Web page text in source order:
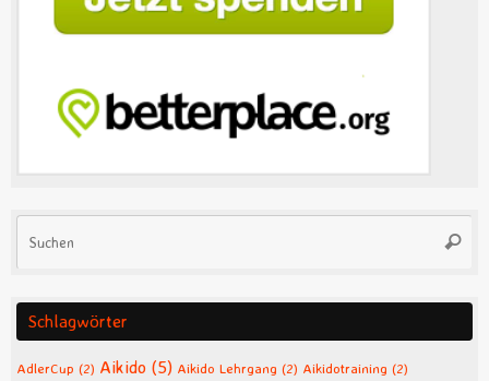
Schlagwörter
AdlerCup (2) Aikido (5) Aikido Lehrgang (2) Aikidotraining (2)